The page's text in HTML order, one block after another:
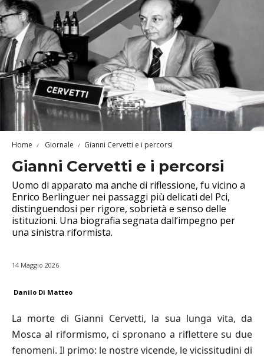
Home Giornale Gianni Cervetti e i percorsi
Gianni Cervetti e i percorsi
Uomo di apparato ma anche di riflessione, fu vicino a
Enrico Berlinguer nei passaggi più delicati del Pci,
distinguendosi per rigore, sobrietà e senso delle
istituzioni. Una biografia segnata dall’impegno per
una sinistra riformista.
14 Maggio 2026
Danilo Di Matteo
La morte di Gianni Cervetti, la sua lunga vita, da
Mosca al riformismo, ci spronano a riflettere su due
fenomeni. Il primo: le nostre vicende, le vicissitudini di